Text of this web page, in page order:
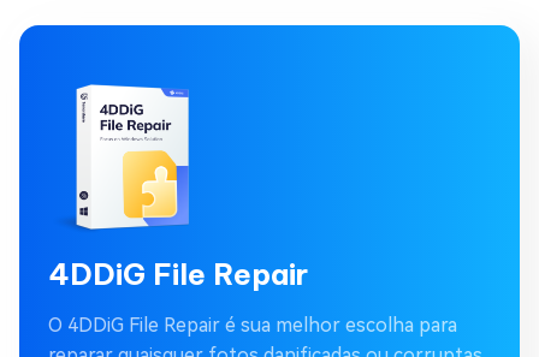
4DDiG File Repair
O 4DDiG File Repair é sua melhor escolha para